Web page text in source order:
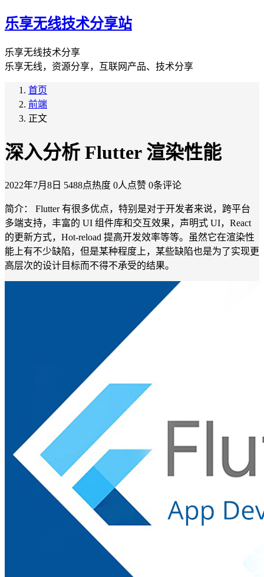
乐享无线技术分享站
乐享无线技术分享
乐享无线，资源分享，互联网产品、技术分享
首页
前端
正文
深入分析 Flutter 渲染性能
2022年7月8日 5488点热度 0人点赞 0条评论
简介： Flutter 有很多优点，特别是对于开发者来说，跨平台
多端支持，丰富的 UI 组件库和交互效果，声明式 UI，React
的更新方式，Hot-reload 提高开发效率等等。虽然它在渲染性
能上有不少缺陷，但是某种程度上，某些缺陷也是为了实现更
高层次的设计目标而不得不承受的结果。